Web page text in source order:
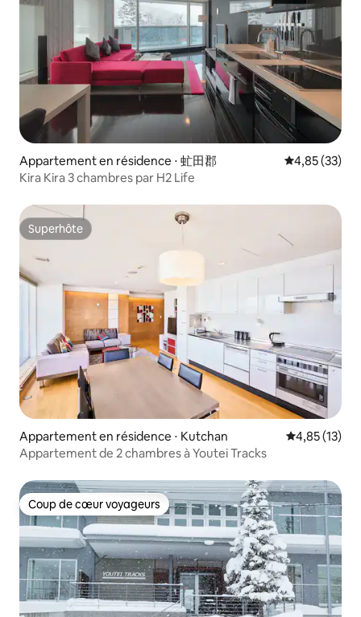
Appartement en résidence ⋅ 虻田郡 Évaluation
4,85 (33)
Kira Kira 3 chambres par H2 Life
Superhôte
Superhôte
Appartement en résidence ⋅ Kutchan Évaluation
4,85 (13)
Appartement de 2 chambres à Youtei Tracks
Coup de cœur voyageurs
Coup de cœur voyageurs